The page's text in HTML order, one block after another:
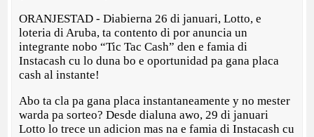
ORANJESTAD - Diabierna 26 di januari, Lotto, e
loteria di Aruba, ta contento di por anuncia un
integrante nobo “Tic Tac Cash” den e famia di
Instacash cu lo duna bo e oportunidad pa gana placa
cash al instante!
Abo ta cla pa gana placa instantaneamente y no mester
warda pa sorteo? Desde dialuna awo, 29 di januari
Lotto lo trece un adicion mas na e famia di Instacash cu